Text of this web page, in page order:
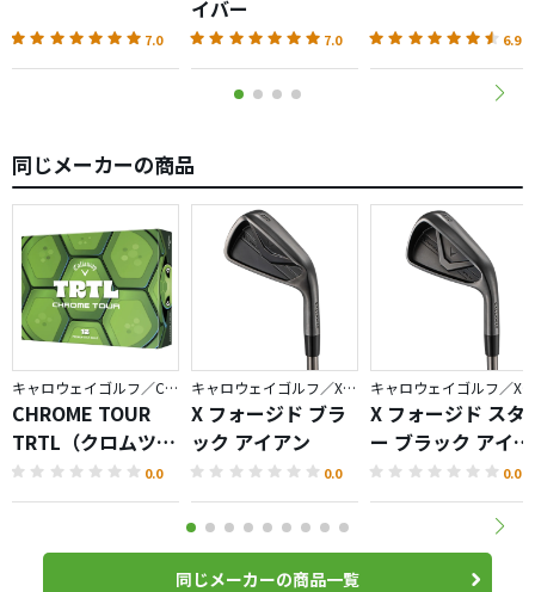
7.0
イバー
7.0 6.9
同じメーカーの商品
キャロウェイゴルフ／CHROME
CHROME TOUR
TRTL（クロムツア
ータートル）ボー
ル
0.0
キャロウェイゴルフ／X FORGED
X フォージド ブラ
ック アイアン
0.0
X フォージド スタ
ー ブラック アイア
ン
0.0
同じメーカーの商品一覧